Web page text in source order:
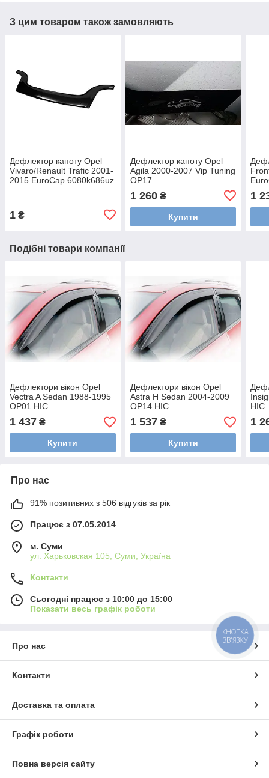
З цим товаром також замовляють
Дефлектор капоту Opel
Vivaro/Renault Trafic 2001-
2015 EuroCap 6080k686uz
1 ₴
Дефлектор капоту Opel
Agila 2000-2007 Vip Tuning
OP17
1 260₴
Купити
1
Подібні товари компанії
Дефлектори вікон Opel
Vectra A Sedan 1988-1995
OP01 HIC
1 437 ₴
Купити
Дефлектори вікон Opel
Astra H Sedan 2004-2009
OP14 HIC
1 537₴
Купити
HIC
1
Про нас
91% позитивних з 506 відгуків за рік
Працює з 07.05.2014
м. Суми
ул. Харьковская 105, Суми, Україна
Контакти
Сьогодні працює з 10:00 до 15:00
Показати весь графік роботи
Про нас
Контакти
Доставка та оплата
Графік роботи
Повна версія сайту
КНОПКА
ЗВ'ЯЗКУ